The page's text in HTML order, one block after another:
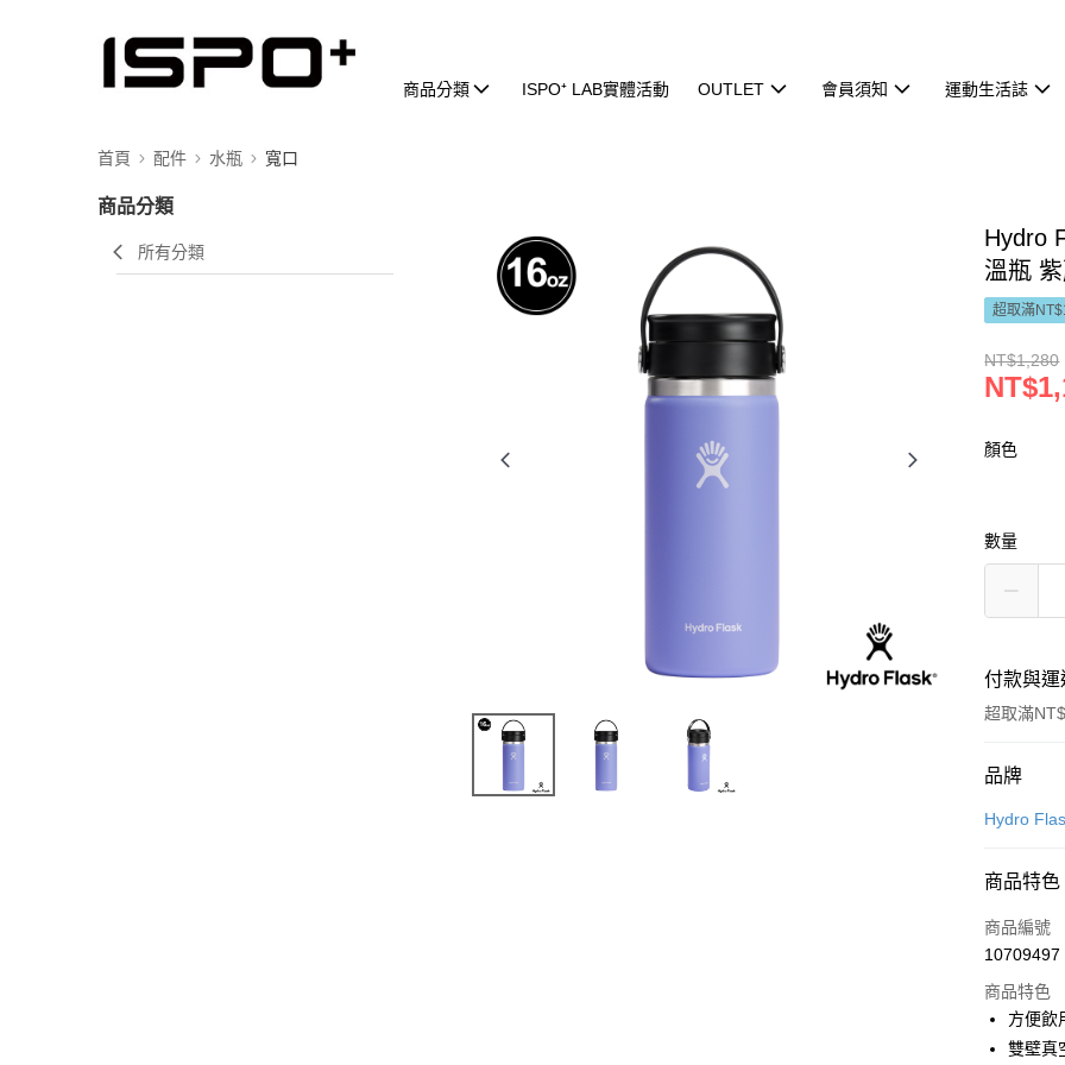
商品分類 ISPO⁺ LAB實體活動 OUTLET 會員須知 運動生活誌
首頁 配件 水瓶 寬口
商品分類
所有分類
Hydro
溫瓶
超取滿
NT$1,280
顏色
數量
付款與
超取滿
付款方式
信用卡一
悠遊付
運送方式
品牌
Hydro
商品特色
商品編號
10709497
商品特色
方便飲
雙壁真